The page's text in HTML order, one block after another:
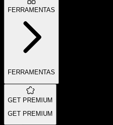
FERRAMENTAS
FERRAMENTAS
GET PREMIUM
GET PREMIUM